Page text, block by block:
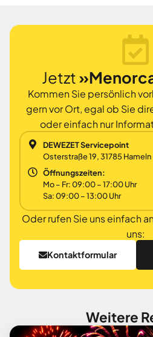
Jetzt
Kommen Sie persönlich
gern vor Ort, egal ob Sie
oder einfach nur
DEWEZET Servicepoint
Osterstraße 19, 31785 Hameln
Öffnungszeiten:
Mo – Fr: 09:00 – 17:00 Uhr
Sa: 09:00 – 13:00 Uhr
Oder rufen Sie uns einfach
uns:
Kontaktformular
Weitere